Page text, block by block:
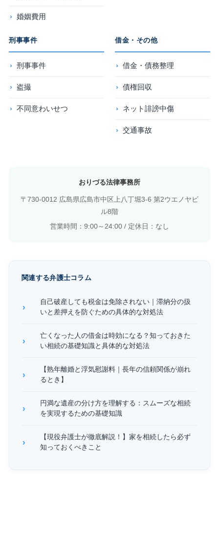
婚姻費用
刑事事件
刑事事件
盗撮
不同意わいせつ
借金・その他
借金・債務整理
債権回収
ネット誹謗中傷
交通事故
おりづる法律事務所
〒730-0012 広島県広島市中区上八丁堀3-6 第2ウエノヤビ
ル8階
営業時間：9:00～24:00 / 定休日：なし
関連する弁護士コラム
自己破産しても税金は免除されない｜滞納分の扱
いと差押えを防ぐための具体的な対処法
亡くなった人の借金は時効になる？知っておきた
い相続の基礎知識と具体的な対処法
【熟年離婚と浮気慰謝料｜長年の信頼関係が崩れ
るとき】
円満な遺産の分け方を理解する：スムーズな相続
を実現するための基礎知識
【現役弁護士が徹底解説！】家を相続したら必ず
知っておくべきこと